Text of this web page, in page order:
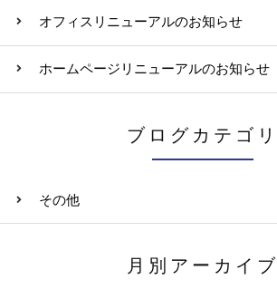
オフィスリニューアルのお知らせ
ホームページリニューアルのお知らせ
ブログカテゴリ
その他
月別アーカイブ